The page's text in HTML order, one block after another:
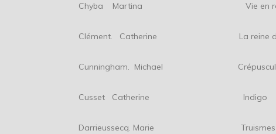
Chyba Martina Vie en rose et
Clément. Catherine La reine des
Cunningham. Michael
Cusset Catherine Indigo
Darrieussecq. Marie Truismes